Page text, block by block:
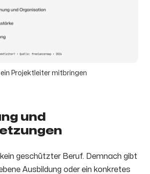
ein Projektleiter mitbringen
und
geschützter Beruf. Demnach gibt
Ausbildung oder ein konkretes